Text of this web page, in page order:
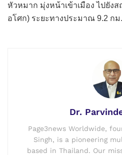
หัวหมาก มุ่งหน้าเข้าเมือง ไปยัง
อโศก) ระยะทางประมาณ 9.2 กม.
Dr.
Page3news Worldwide,
Singh, is a pioneering
based in Thailand. Our